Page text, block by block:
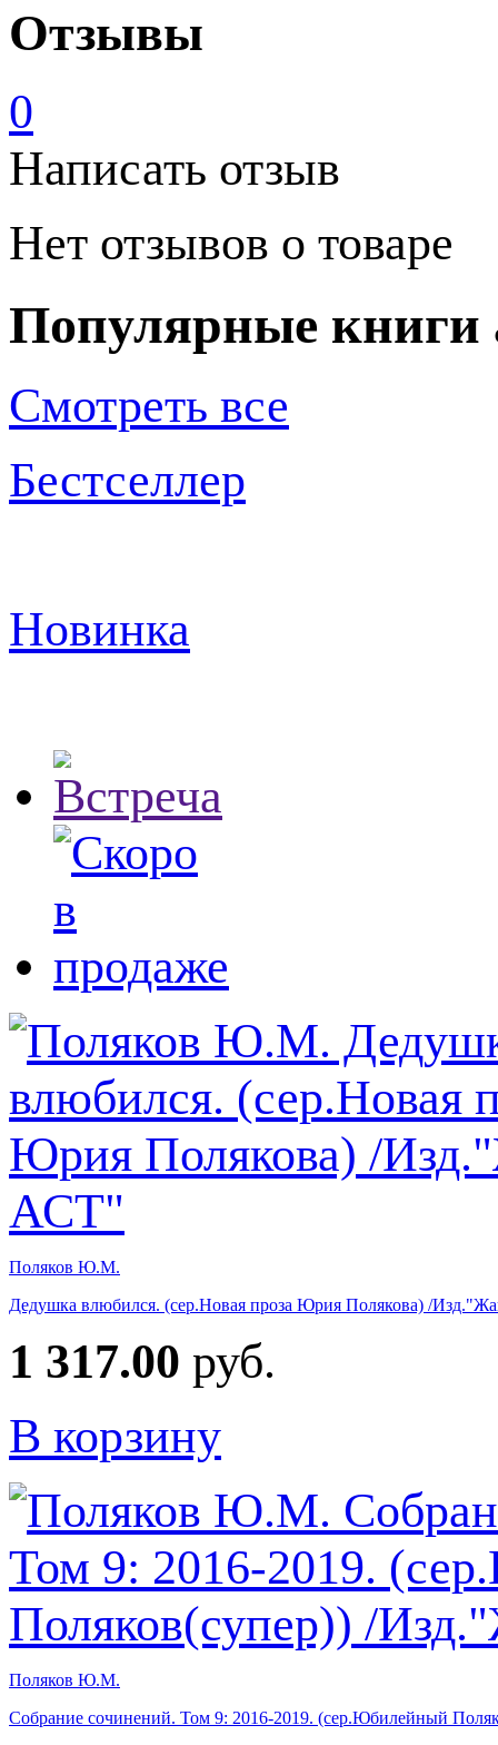
Отзывы
0
Написать отзыв
Нет отзывов о товаре
Популярные книги
Смотреть все
Бестселлер
Новинка
Поляков Ю.М.
Дедушка влюбился. (сер.Новая проза Юрия Полякова) /
1 317.00 руб.
В корзину
Поляков Ю.М.
Собрание сочинений. Том 9: 2016-2019. (сер.Юбилейный